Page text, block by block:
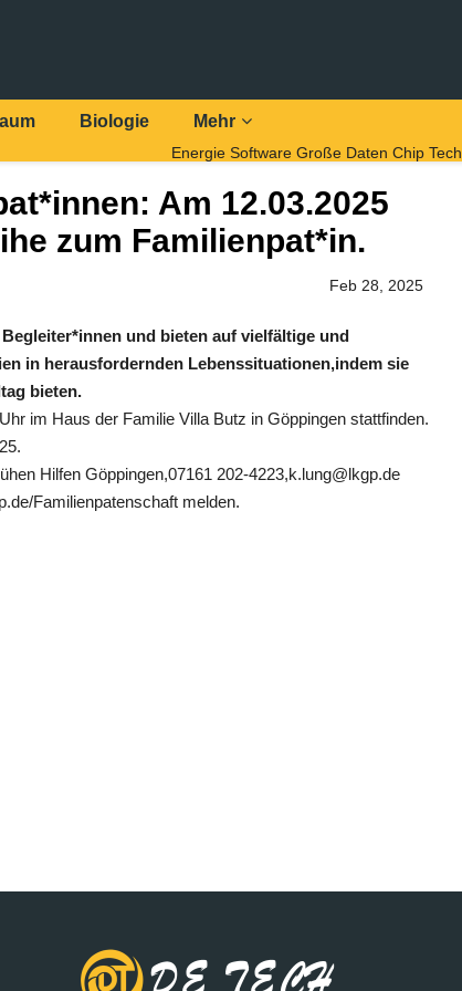
Biologie Mehr
Energie Software Große Daten Chip Tech
Am 12.03.2025
zum Familienpat*in.
Feb 28, 2025
und bieten auf vielfältige und
in herausfordernden Lebenssituationen,indem sie
bieten.
im Haus der Familie Villa Butz in Göppingen stattfinden.
Hilfen Göppingen,07161 202-4223,k.lung@lkgp.de
Familienpatenschaft melden.